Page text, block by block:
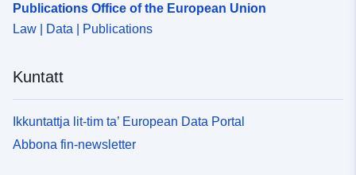
Publications Office of the European Union
Law | Data | Publications
Kuntatt
Ikkuntattja lit-tim ta’ European Data Portal
Abbona fin-newsletter